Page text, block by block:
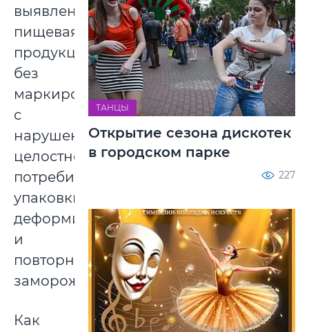
выявлена
пищевая
продукция
без
маркировки,
с
нарушением
целостности
потребительской
упаковки,
деформированная
и
повторно
замороженная.
Как
ТАНЦЫ
Открытие сезона дискотек
в городском парке
227